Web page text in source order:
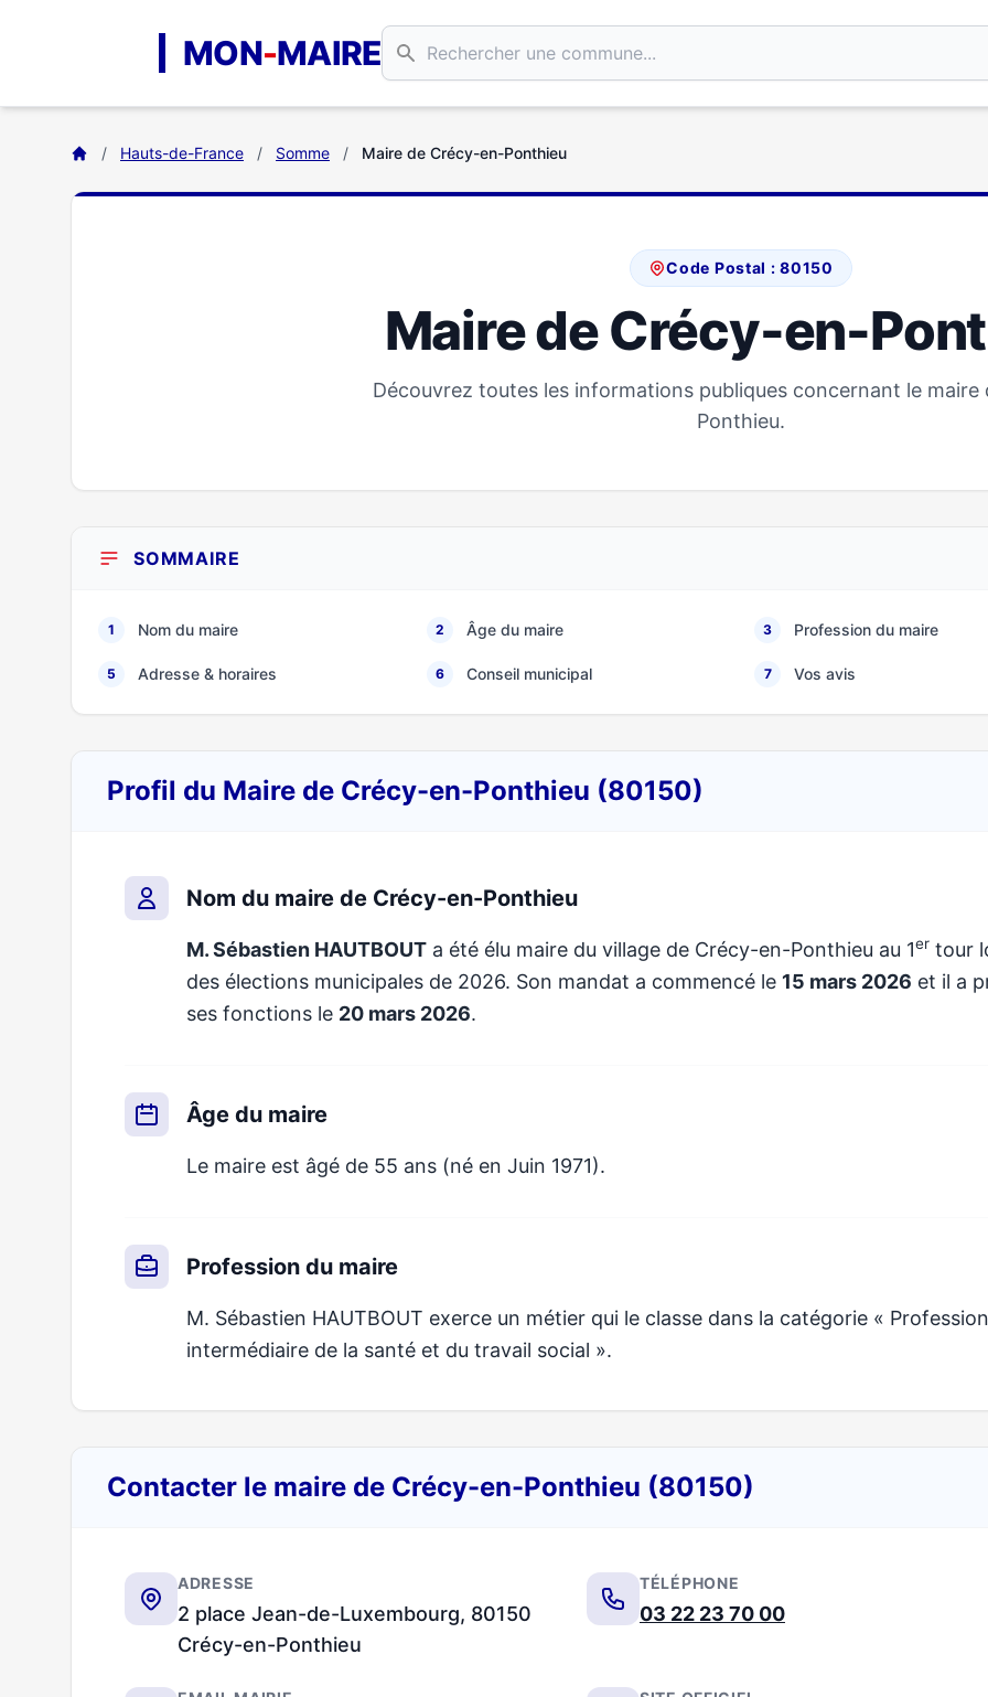
MON-MAIRE
/ Hauts-de-France / Somme / Maire de Crécy-en-Ponthieu
Code Postal : 80150
Maire de Crécy-en-
Découvrez toutes les informations publiques concernant le maire
Ponthieu.
SOMMAIRE
1 Nom du maire 2 Âge du maire 3 Profession du maire
5 Adresse & horaires 6 Conseil municipal 7 Vos avis
Profil du Maire de Crécy-en-Ponthieu (80150)
Nom du maire de Crécy-en-Ponthieu
M. Sébastien HAUTBOUT a été élu maire du village de Crécy-en-Ponthieu au 1er tour
des élections municipales de 2026. Son mandat a commencé le 15 mars 2026 et il a
ses fonctions le 20 mars 2026.
Âge du maire
Le maire est âgé de 55 ans (né en Juin 1971).
Profession du maire
M. Sébastien HAUTBOUT exerce un métier qui le classe dans la catégorie « Profession
intermédiaire de la santé et du travail social ».
Contacter le maire de Crécy-en-Ponthieu (80150)
ADRESSE
2 place Jean-de-Luxembourg, 80150
Crécy-en-Ponthieu
TÉLÉPHONE
03 22 23 70 00